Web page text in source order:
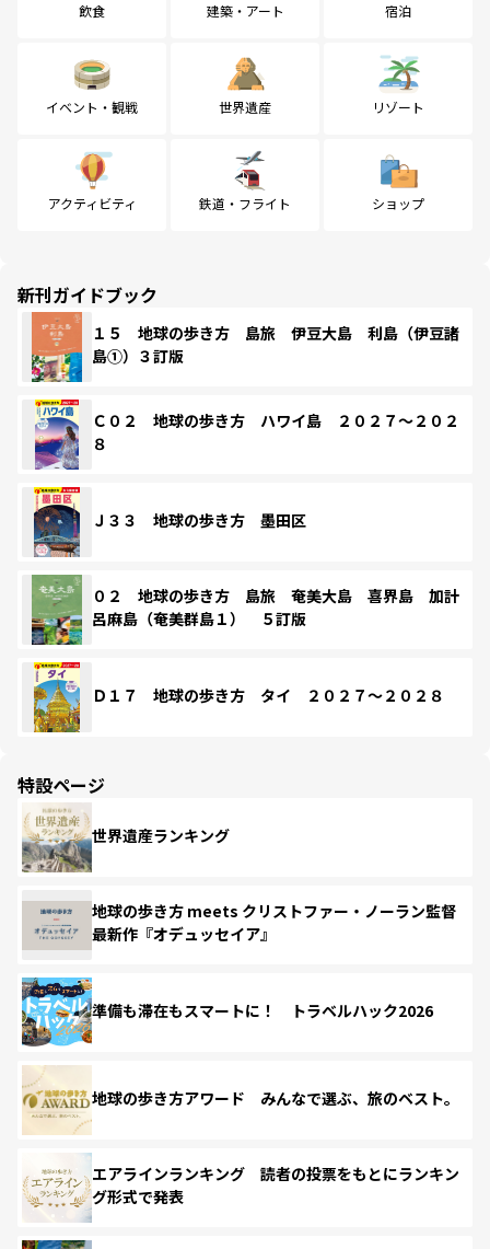
飲食 建築・アート 宿泊
イベント・観戦 世界遺産 リゾート
アクティビティ 鉄道・フライト ショップ
新刊ガイドブック
１５ 地球の歩き方 島旅 伊豆大島 利島（伊豆諸
島①）３訂版
Ｃ０２ 地球の歩き方 ハワイ島 ２０２７～２０２
８
Ｊ３３ 地球の歩き方 墨田区
０２ 地球の歩き方 島旅 奄美大島 喜界島 加計
呂麻島（奄美群島１） ５訂版
Ｄ１７ 地球の歩き方 タイ ２０２７～２０２８
特設ページ
世界遺産ランキング
地球の歩き方 meets クリストファー・ノーラン監督
最新作『オデュッセイア』
準備も滞在もスマートに！ トラベルハック2026
地球の歩き方アワード みんなで選ぶ、旅のベスト。
エアラインランキング 読者の投票をもとにランキン
グ形式で発表